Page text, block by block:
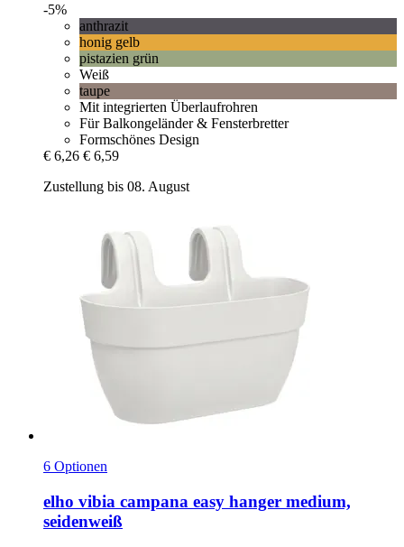
-5%
anthrazit
honig gelb
pistazien grün
Weiß
taupe
Mit integrierten Überlaufrohren
Für Balkongeländer & Fensterbretter
Formschönes Design
€ 6,26 € 6,59
Zustellung bis 08. August
6 Optionen
elho vibia campana easy hanger medium,
seidenweiß